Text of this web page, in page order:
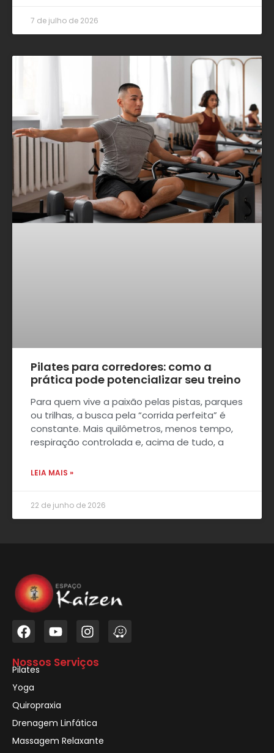
7 de julho de 2026
Pilates para corredores: como a
prática pode potencializar seu treino
Para quem vive a paixão pelas pistas, parques
ou trilhas, a busca pela “corrida perfeita” é
constante. Mais quilômetros, menos tempo,
respiração controlada e, acima de tudo, a
LEIA MAIS »
22 de junho de 2026
Nossos Serviços
Pilates
Yoga
Quiropraxia
Drenagem Linfática
Massagem Relaxante